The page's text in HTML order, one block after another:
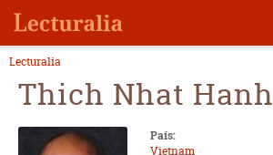
Lecturalia
Thich Nhat Hanh
País:
Vietnam